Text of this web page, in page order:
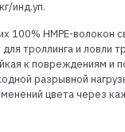
инд.уп.
100% HMPE-
троллинга и ловли
к повреждениям
разрывной
цвета через